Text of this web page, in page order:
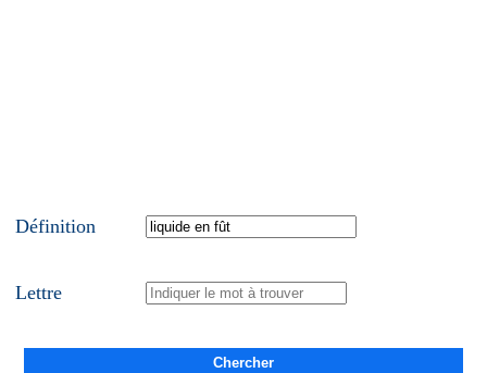
Définition
Lettre
Chercher